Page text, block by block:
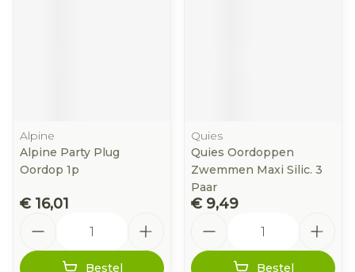
Alpine
Alpine Party Plug
Oordop 1p
€ 16,01
Bestel
Quies
Quies Oordoppen
Zwemmen Maxi Silic. 3
Paar
€ 9,49
Bestel